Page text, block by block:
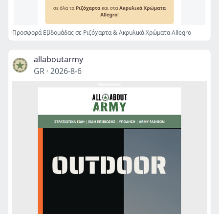
Προσφορά Εβδομάδας σε Ριζόχαρτα & Ακρυλικά Χρώματα Allegro
allaboutarmy
GR · 2026-8-6